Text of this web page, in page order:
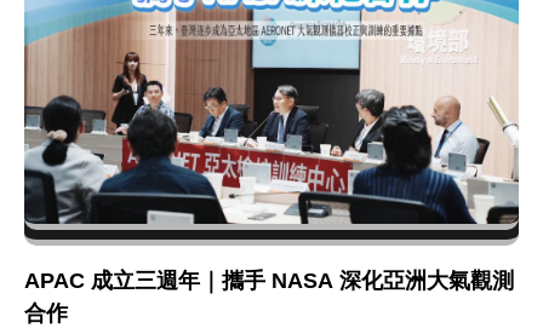
APAC 成立三週年｜攜手 NASA 深化亞洲大氣觀測
合作